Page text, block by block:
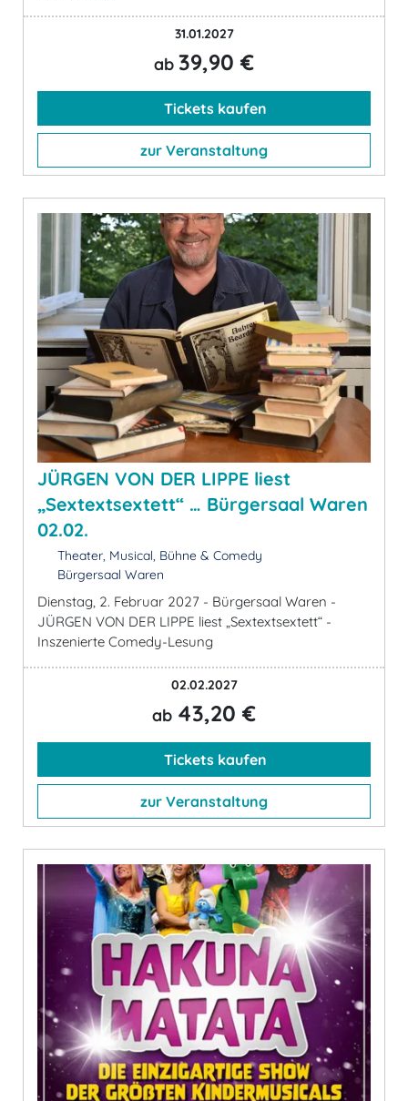
31.01.2027
ab 39,90 €
Tickets kaufen
zur Veranstaltung
JÜRGEN VON DER LIPPE liest
„Sextextsextett“ … Bürgersaal Waren
02.02.
Theater, Musical, Bühne & Comedy
Bürgersaal Waren
Dienstag, 2. Februar 2027 - Bürgersaal Waren -
JÜRGEN VON DER LIPPE liest „Sextextsextett“ -
Inszenierte Comedy-Lesung
02.02.2027
ab 43,20 €
Tickets kaufen
zur Veranstaltung